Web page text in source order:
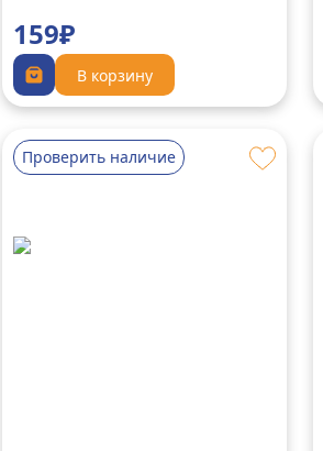
159₽
В корзину
Проверить наличие